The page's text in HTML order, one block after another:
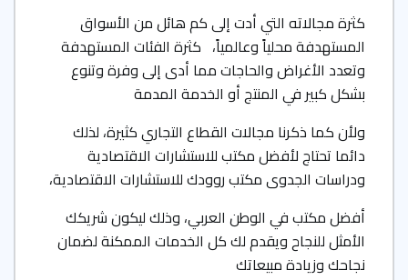
كثرة مجالاته التي أدت إلى كم هائل من الأسواق
المستهدفة محلياً وعالمياً، كثرة الفئات المستهدفة
وتعدد الأغراض والحاجات مما أدى إلى وفرة وتنوع
بشكل كبير في المنتج أو الخدمة المدمة
ولأن كما ذكرنا مجالات القطاع التجاري كثيرة، لذلك
دائما تحتاج لأفضل مكتب للاستشارات الاقتصادية
ودراسات الجدوى مكتب روودك للاستشارات الاقتصادية،
أفضل مكتب في الوطن العربي، وذلك ليكون شريكك
الأمثل للنجاح ويقدم لك كل الخدمات الممكنة لضمان
نجاحك وزيادة مبيعاتك